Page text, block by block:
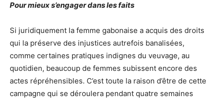
Pour mieux s’engager dans les faits
Si juridiquement la femme gabonaise a acquis des droits
qui la préserve des injustices autrefois banalisées,
comme certaines pratiques indignes du veuvage, au
quotidien, beaucoup de femmes subissent encore des
actes répréhensibles. C’est toute la raison d’être de cette
campagne qui se déroulera pendant quatre semaines